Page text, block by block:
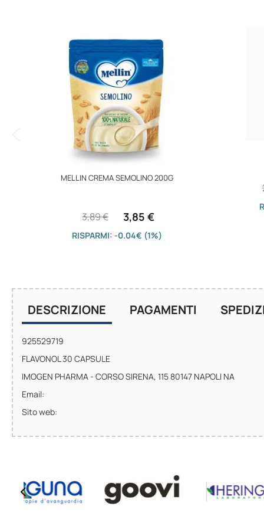
MELLIN CREMA SEMOLINO 200G
3,85 €
3,89 €
RISPARMI: -0.04€ (1%)
DESCRIZIONE
925529719
FLAVONOL 30 CAPSULE
IMOGEN PHARMA - CORSO SIRENA, 115 80147 NAPOLI NA
Email:
Sito web:
PAGAMENTI